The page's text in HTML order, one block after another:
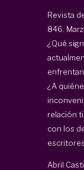
Revista
846.
¿Qué
¿A
relación
con los
Abril